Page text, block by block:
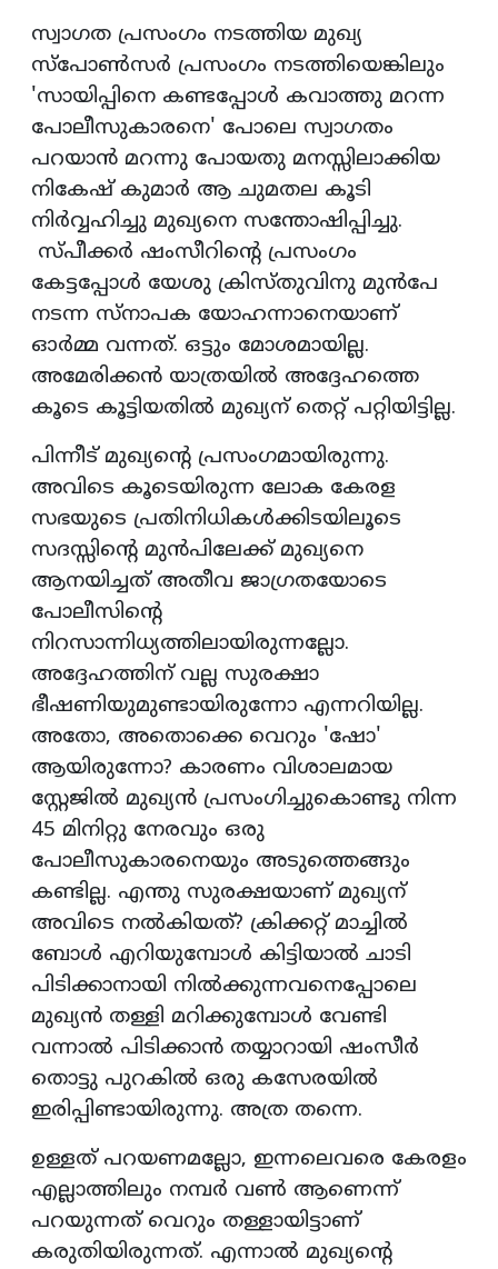
സ്വാഗത പ്രസംഗം നടത്തിയ മുഖ്യ
സ്പോൺസർ പ്രസംഗം നടത്തിയെങ്കിലും
'സായിപ്പിനെ കണ്ടപ്പോൾ കവാത്തു മറന്ന
പോലീസുകാരനെ' പോലെ സ്വാഗതം
പറയാൻ മറന്നു പോയതു മനസ്സിലാക്കിയ
നികേഷ് കുമാർ ആ ചുമതല കൂടി
നിർവ്വഹിച്ചു മുഖ്യനെ സന്തോഷിപ്പിച്ചു.
സ്‌പീക്കർ ഷംസീറിന്റെ പ്രസംഗം
കേട്ടപ്പോൾ യേശു ക്രിസ്തുവിനു മുൻപേ
നടന്ന സ്‌നാപക യോഹന്നാനെയാണ്
ഓർമ്മ വന്നത്. ഒട്ടും മോശമായില്ല.
അമേരിക്കൻ യാത്രയിൽ അദ്ദേഹത്തെ
കൂടെ കൂട്ടിയതിൽ മുഖ്യന് തെറ്റ് പറ്റിയിട്ടില്ല.
പിന്നീട് മുഖ്യന്റെ പ്രസംഗമായിരുന്നു.
അവിടെ കൂടെയിരുന്ന ലോക കേരള
സഭയുടെ പ്രതിനിധികൾക്കിടയിലൂടെ
സദസ്സിന്റെ മുൻപിലേക്ക് മുഖ്യനെ
ആനയിച്ചത് അതീവ ജാഗ്രതയോടെ
പോലീസിന്റെ
നിറസാന്നിധ്യത്തിലായിരുന്നല്ലോ.
അദ്ദേഹത്തിന് വല്ല സുരക്ഷാ
ഭീഷണിയുമുണ്ടായിരുന്നോ എന്നറിയില്ല.
അതോ, അതൊക്കെ വെറും 'ഷോ'
ആയിരുന്നോ? കാരണം വിശാലമായ
സ്റ്റേജിൽ മുഖ്യൻ പ്രസംഗിച്ചുകൊണ്ടു നിന്ന
45 മിനിറ്റു നേരവും ഒരു
പോലീസുകാരനെയും അടുത്തെങ്ങും
കണ്ടില്ല. എന്തു സുരക്ഷയാണ് മുഖ്യന്
അവിടെ നൽകിയത്? ക്രിക്കറ്റ് മാച്ചിൽ
ബോൾ എറിയുമ്പോൾ കിട്ടിയാൽ ചാടി
പിടിക്കാനായി നിൽക്കുന്നവനെപ്പോലെ
മുഖ്യൻ തള്ളി മറിക്കുമ്പോൾ വേണ്ടി
വന്നാൽ പിടിക്കാൻ തയ്യാറായി ഷംസീർ
തൊട്ടു പുറകിൽ ഒരു കസേരയിൽ
ഇരിപ്പിണ്ടായിരുന്നു. അത്ര തന്നെ.
ഉള്ളത് പറയണമല്ലോ, ഇന്നലെവരെ കേരളം
എല്ലാത്തിലും നമ്പർ വൺ ആണെന്ന്
പറയുന്നത് വെറും തള്ളായിട്ടാണ്
കരുതിയിരുന്നത്. എന്നാൽ മുഖ്യന്റെ